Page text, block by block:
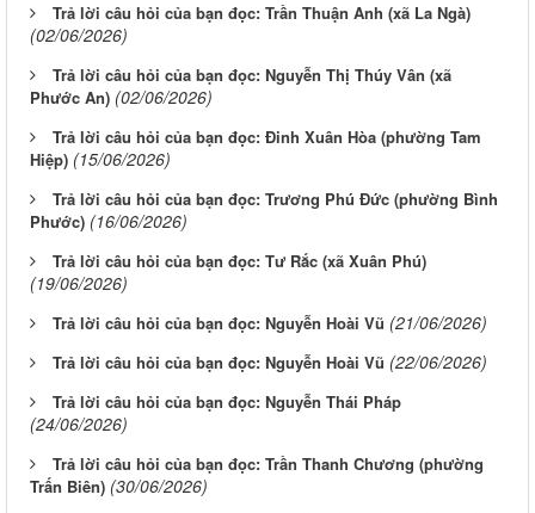
Trả lời câu hỏi của bạn đọc: Trần Thuận Anh (xã La Ngà)
(02/06/2026)
Trả lời câu hỏi của bạn đọc: Nguyễn Thị Thúy Vân (xã
Phước An) (02/06/2026)
Trả lời câu hỏi của bạn đọc: Đinh Xuân Hòa (phường Tam
Hiệp) (15/06/2026)
Trả lời câu hỏi của bạn đọc: Trương Phú Đức (phường Bình
Phước) (16/06/2026)
Trả lời câu hỏi của bạn đọc: Tư Rắc (xã Xuân Phú)
(19/06/2026)
Trả lời câu hỏi của bạn đọc: Nguyễn Hoài Vũ (21/06/2026)
Trả lời câu hỏi của bạn đọc: Nguyễn Hoài Vũ (22/06/2026)
Trả lời câu hỏi của bạn đọc: Nguyễn Thái Pháp
(24/06/2026)
Trả lời câu hỏi của bạn đọc: Trần Thanh Chương (phường
Trấn Biên) (30/06/2026)